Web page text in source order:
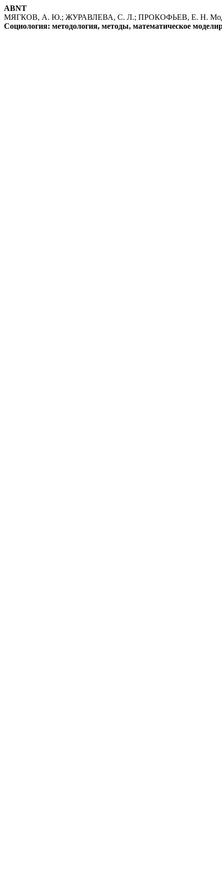
ABNT
МЯГКОВ, А. Ю.; ЖУРАВЛЕВА, С. Л.; ПРОКОФЬЕВ, Е. Н. Модель
Социология: методология, методы, математическое